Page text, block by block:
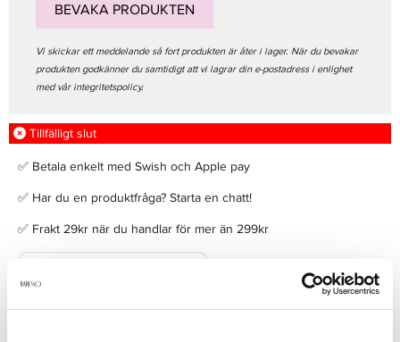
BEVAKA PRODUKTEN
Vi skickar ett meddelande så fort produkten är åter i lager. När du bevakar
produkten godkänner du samtidigt att vi lagrar din e-postadress i enlighet
med vår integritetspolicy.
Tillfälligt slut
✅ Betala enkelt med Swish och Apple pay
✅ Har du en produktfråga? Starta en chatt!
✅ Frakt 29kr när du handlar för mer än 299kr